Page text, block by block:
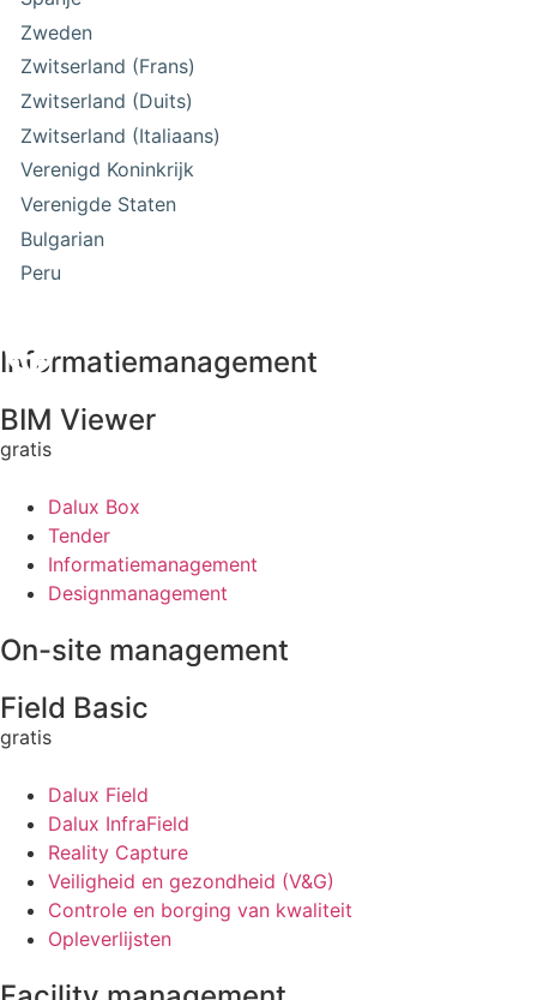
Zweden
Zwitserland (Frans)
Zwitserland (Duits)
Zwitserland (Italiaans)
Verenigd Koninkrijk
Verenigde Staten
Bulgarian
Peru
Informatiemanagement
BIM Viewer
gratis
Dalux Box
Tender
Informatiemanagement
Designmanagement
On-site management
Field Basic
gratis
Dalux Field
Dalux InfraField
Reality Capture
Veiligheid en gezondheid (V&G)
Controle en borging van kwaliteit
Opleverlijsten